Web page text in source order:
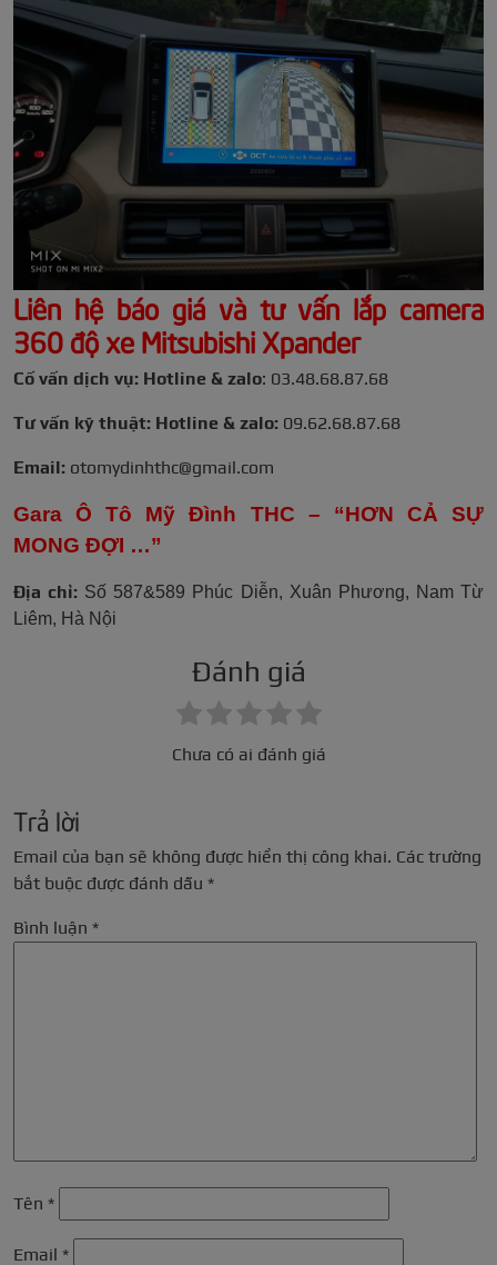
Liên hệ báo giá và tư vấn lắp camera
360 độ xe Mitsubishi Xpander
Cố vấn dịch vụ: Hotline & zalo: 03.48.68.87.68
Tư vấn kỹ thuật: Hotline & zalo: 09.62.68.87.68
Email: otomydinhthc@gmail.com
Gara Ô Tô Mỹ Đình THC – “HƠN CẢ SỰ
MONG ĐỢI …”
Địa chỉ: Số 587&589 Phúc Diễn, Xuân Phương, Nam Từ
Liêm, Hà Nội
Đánh giá
Chưa có ai đánh giá
Trả lời
Email của bạn sẽ không được hiển thị công khai. Các trường
bắt buộc được đánh dấu *
Bình luận *
Tên *
Email *